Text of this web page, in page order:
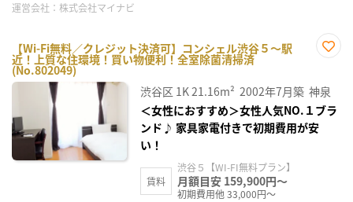
運営会社： 株式会社マイナビ
【Wi-Fi無料／クレジット決済可】コンシェル渋谷５～駅
近！上質な住環境！買い物便利！全室除菌清掃済
(No.802049)
り登
録
渋谷区 1K21.16m² 2002年7月築 神泉
＜女性におすすめ＞女性人気NO.１ブラ
ンド♪ 家具家電付きで初期費用が安
い！
賃料
渋谷５【WI-FI無料プラン】
月額目安 159,900円～
初期費用他 33,000円～